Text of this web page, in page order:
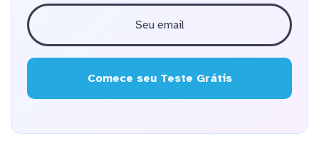
Comece seu Teste Grátis